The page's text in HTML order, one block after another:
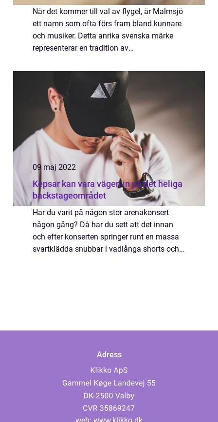
När det kommer till val av flygel, är Malmsjö
ett namn som ofta förs fram bland kunnare
och musiker. Detta anrika svenska märke
representerar en tradition av
detaljer och en k...
09 maj 2022
Kepsar kan vara vägen in på det heliga
backstageområdet
Har du varit på någon stor arenakonsert
någon gång? Då har du sett att det innan
och efter konserten springer runt en massa
svartklädda snubbar i vadlånga shorts och
Adress